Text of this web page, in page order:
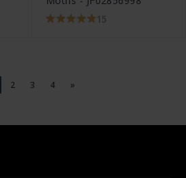
15
2 3 4 »